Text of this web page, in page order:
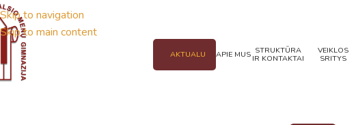
Skip to navigation
Skip to main content
AKTUALU APIE MUS STRUKTŪRA
IR KONTAKTAI
VEIKLOS
SRITYS